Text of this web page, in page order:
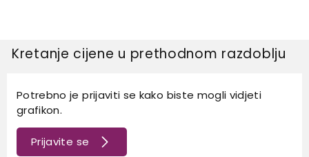
Kretanje cijene u prethodnom razdoblju
Potrebno je prijaviti se kako biste mogli vidjeti
grafikon.
Prijavite se